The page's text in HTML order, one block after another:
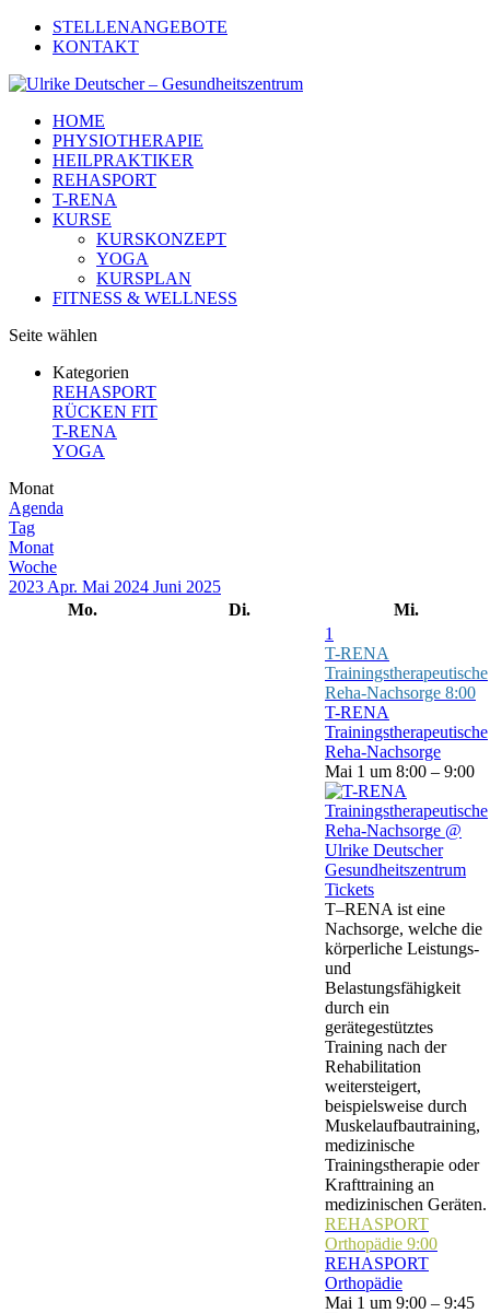
STELLENANGEBOTE
KONTAKT
HOME
PHYSIOTHERAPIE
HEILPRAKTIKER
REHASPORT
T-RENA
KURSE
KURSKONZEPT
YOGA
KURSPLAN
FITNESS & WELLNESS
Seite wählen
Kategorien
REHASPORT
RÜCKEN FIT
T-RENA
YOGA
Monat
Agenda
Tag
Monat
Woche
2023 Apr. Mai 2024 Juni 2025
Mo.
Di.
Mi.
1
T-RENA
Trainingstherapeutische
Reha-Nachsorge 8:00
T-RENA
Trainingstherapeutische
Reha-Nachsorge
Mai 1 um 8:00 – 9:00
Tickets
T–RENA ist eine
Nachsorge, welche die
körperliche Leistungs-
und
Belastungsfähigkeit
durch ein
gerätegestütztes
Training nach der
Rehabilitation
weitersteigert,
beispielsweise durch
Muskelaufbautraining,
medizinische
Trainingstherapie oder
Krafttraining an
medizinischen Geräten.
REHASPORT
Orthopädie 9:00
REHASPORT
Orthopädie
Mai 1 um 9:00 – 9:45